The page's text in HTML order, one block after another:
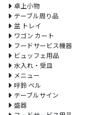
卓上小物
テーブル周り品
盆 トレイ
ワゴン カート
フードサービス機器
ビュッフェ用品
水入れ・受皿
メニュー
呼鈴 ベル
テーブルサイン
盛器